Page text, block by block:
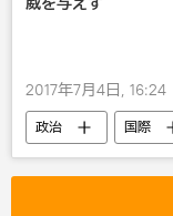
2017年7月4日, 16:24
政治 国際
ミサイル